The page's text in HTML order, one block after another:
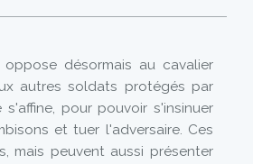
désormais au cavalier
autres soldats protégés par
pour pouvoir s'insinuer
et tuer l'adversaire. Ces
mais peuvent aussi présenter